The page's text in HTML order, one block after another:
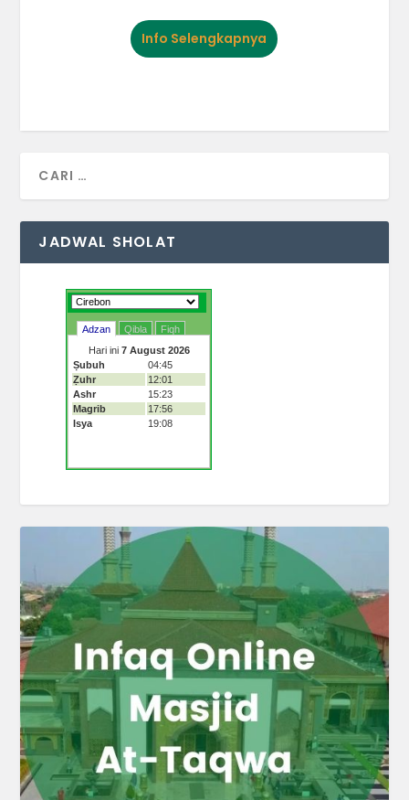
Info Selengkapnya
JADWAL SHOLAT